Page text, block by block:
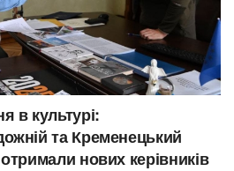
в культурі:
та Кременецький
нових керівників